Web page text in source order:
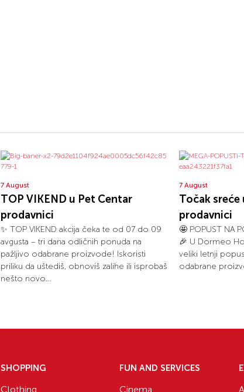
7 August
TOP VIKEND u Pet Centar
prodavnici
✨ TOP VIKEND akcija čeka te od 07 do 09
avgusta – tri dana odličnih ponuda na
pažljivo odabrane proizvode! Iskoristi
priliku da uštediš, obnoviš zalihe ili isprobaš
nešto novo...
7 August
Točak sreće
prodavnici
🤩 POPUST NA
🎉 U Dormeo
veliki letnji
odabrane
SHOPPING
Clothing
FUN AND SERVICES
Cinema